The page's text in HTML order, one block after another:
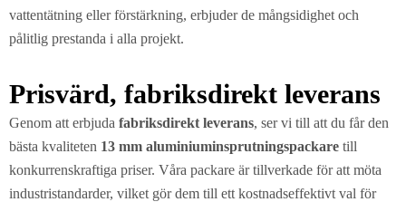
vattentätning eller förstärkning, erbjuder de mångsidighet och
pålitlig prestanda i alla projekt.
Prisvärd, fabriksdirekt leverans
Genom att erbjuda fabriksdirekt leverans, ser vi till att du får den
bästa kvaliteten 13 mm aluminiuminsprutningspackare till
konkurrenskraftiga priser. Våra packare är tillverkade för att möta
industristandarder, vilket gör dem till ett kostnadseffektivt val för